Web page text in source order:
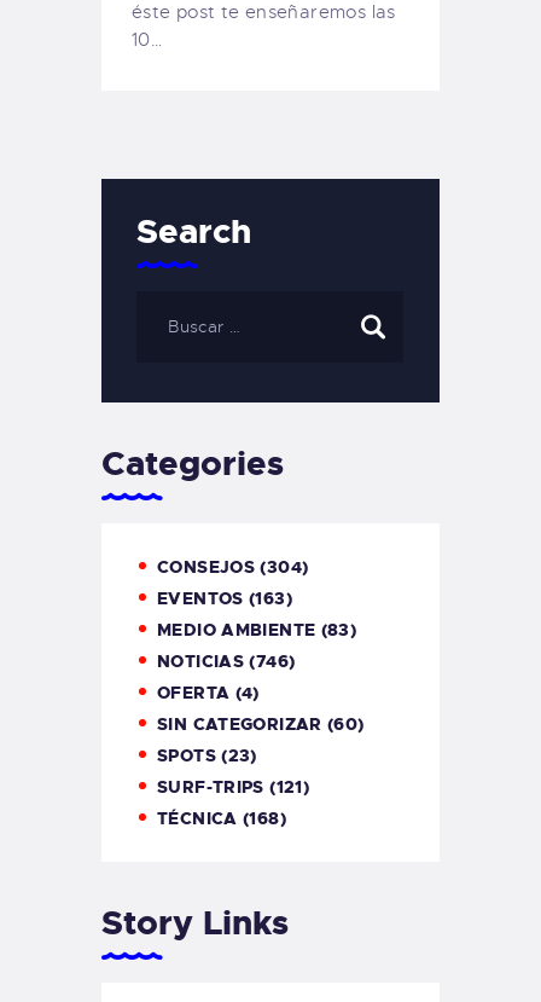
éste post te enseñaremos las
10…
Search
Categories
CONSEJOS (304)
EVENTOS (163)
MEDIO AMBIENTE (83)
NOTICIAS (746)
OFERTA (4)
SIN CATEGORIZAR (60)
SPOTS(23)
SURF-TRIPS (121)
TÉCNICA (168)
Story Links